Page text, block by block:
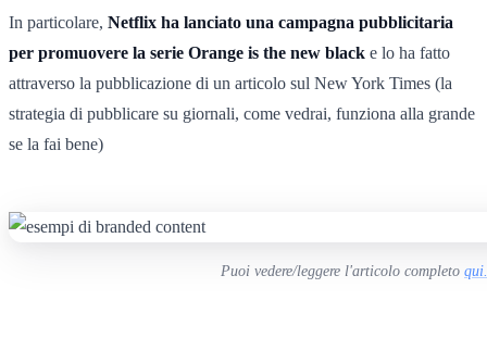
In particolare, Netflix ha lanciato una campagna pubblicitaria
per promuovere la serie Orange is the new black e lo ha fatto
attraverso la pubblicazione di un articolo sul New York Times (la
strategia di pubblicare su giornali, come vedrai, funziona alla grande
se la fai bene)
Puoi vedere/leggere l'articolo completo qui.